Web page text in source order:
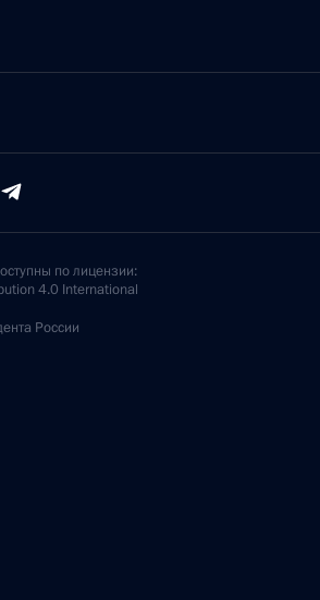
по лицензии:
4.0 International
России